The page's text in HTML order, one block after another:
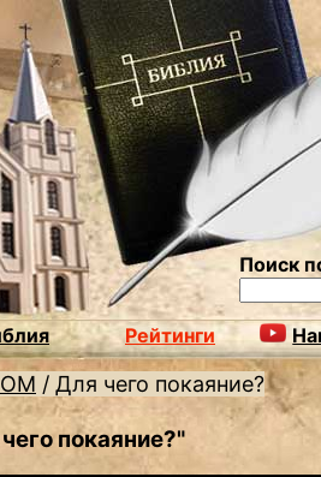
Поиск
Рейтинги
/ Для чего покаяние?
покаяние?"